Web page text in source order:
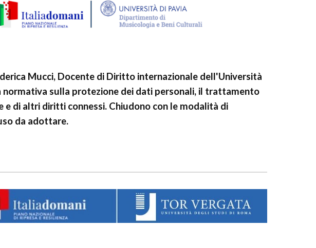
Mucci, Docente di Diritto internazionale dell'Università
sulla protezione dei dati personali, il trattamento
di altri diritti connessi. Chiudono con le modalità di
da adottare.